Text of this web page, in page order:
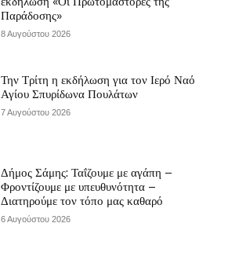
Παράδοσης»
8 Αυγούστου 2026
Την Τρίτη η εκδήλωση για τον Ιερό Ναό
Αγίου Σπυρίδωνα Πουλάτων
7 Αυγούστου 2026
Δήμος Σάμης: Ταΐζουμε με αγάπη –
Φροντίζουμε με υπευθυνότητα –
Διατηρούμε τον τόπο μας καθαρό
6 Αυγούστου 2026